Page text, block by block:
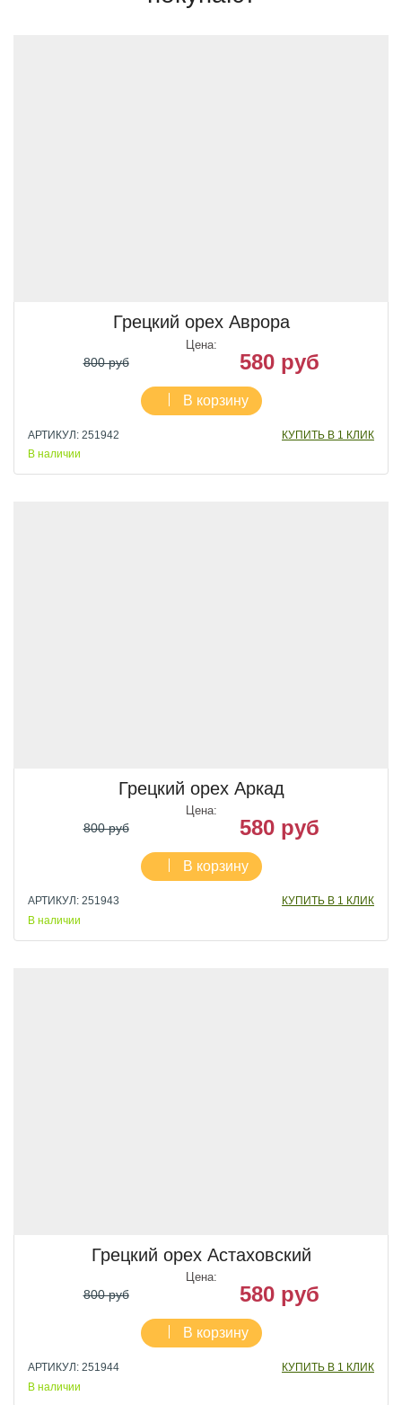
Грецкий орех Аврора
Цена:
800 руб 580 руб
В корзину
АРТИКУЛ: 251942
КУПИТЬ В 1 КЛИК
В наличии
Грецкий орех Аркад
Цена:
800 руб 580 руб
В корзину
АРТИКУЛ: 251943
КУПИТЬ В 1 КЛИК
В наличии
Грецкий орех Астаховский
Цена:
800 руб 580 руб
В корзину
АРТИКУЛ: 251944
КУПИТЬ В 1 КЛИК
В наличии